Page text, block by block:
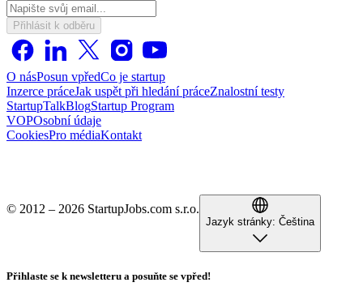
Přihlásit k odběru
O násPosun vpředCo je startup
Inzerce práceJak uspět při hledání práceZnalostní testy
StartupTalkBlogStartup Program
VOPOsobní údaje
CookiesPro médiaKontakt
© 2012 – 2026 StartupJobs.com s.r.o.
Jazyk stránky: Čeština
Přihlaste se k newsletteru a posuňte se vpřed!